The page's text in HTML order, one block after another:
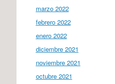
marzo 2022
febrero 2022
enero 2022
diciembre 2021
noviembre 2021
octubre 2021